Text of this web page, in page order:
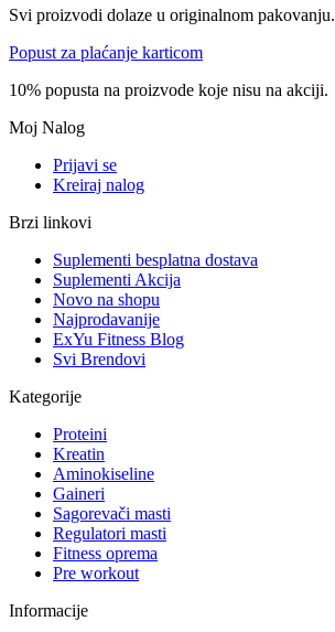
Svi proizvodi dolaze u originalnom pakovanju.
Popust za plaćanje karticom
10% popusta na proizvode koje nisu na akciji.
Moj Nalog
Prijavi se
Kreiraj nalog
Brzi linkovi
Suplementi besplatna dostava
Suplementi Akcija
Novo na shopu
Najprodavanije
ExYu Fitness Blog
Svi Brendovi
Kategorije
Proteini
Kreatin
Aminokiseline
Gaineri
Sagorevači masti
Regulatori masti
Fitness oprema
Pre workout
Informacije